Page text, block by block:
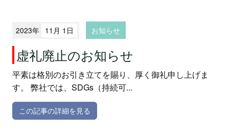
2023年 11月 1日 お知らせ
虚礼廃止のお知らせ
平素は格別のお引き立てを賜り、厚く御礼申し上げま
す。 弊社では、SDGs（持続可...
この記事の詳細を見る